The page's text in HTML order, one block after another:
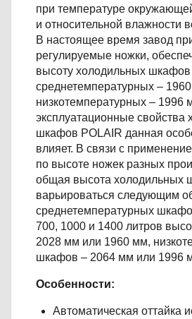
при температуре
и относительной влажности
В настоящее время завод
регулируемые ножки,
высоту холодильных
среднетемпературных –
низкотемпературных – 1996
эксплуатационные свойства
шкафов POLAIR данная
влияет. В связи с
по высоте ножек разных
общая высота холодильных
варьироваться следующим
среднетемпературных
700, 1000 и 1400 литров
2028 мм или 1960 мм,
шкафов – 2064 мм или 1996
Особенности:
Автоматическая оттайка